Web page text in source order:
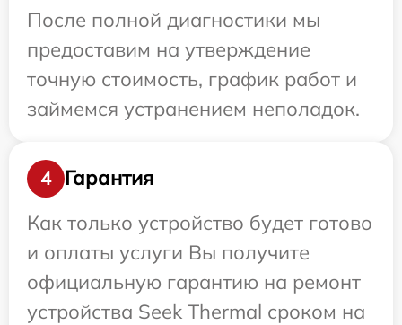
После полной диагностики мы
предоставим на утверждение
точную стоимость, график работ и
займемся устранением неполадок.
4
Гарантия
Как только устройство будет готово
и оплаты услуги Вы получите
официальную гарантию на ремонт
устройства Seek Thermal сроком на